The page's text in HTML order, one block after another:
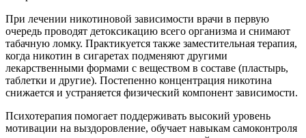
При лечении никотиновой зависимости врачи в первую
очередь проводят детоксикацию всего организма и снимают
табачную ломку. Практикуется также заместительная терапия,
когда никотин в сигаретах подменяют другими
лекарственными формами с веществом в составе (пластырь,
таблетки и другие). Постепенно концентрация никотина
снижается и устраняется физический компонент зависимости.
Психотерапия помогает поддерживать высокий уровень
мотивации на выздоровление, обучает навыкам самоконтроля